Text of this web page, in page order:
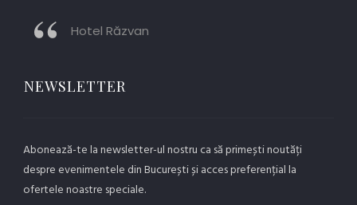
Hotel Răzvan
NEWSLETTER
Abonează-te la newsletter-ul nostru ca să primești noutăți
despre evenimentele din București și acces preferențial la
ofertele noastre speciale.